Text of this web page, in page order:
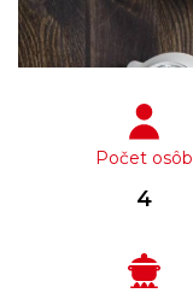
Počet osôb
4